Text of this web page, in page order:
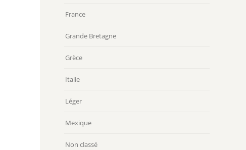
France
Grande Bretagne
Grèce
Italie
Léger
Mexique
Non classé